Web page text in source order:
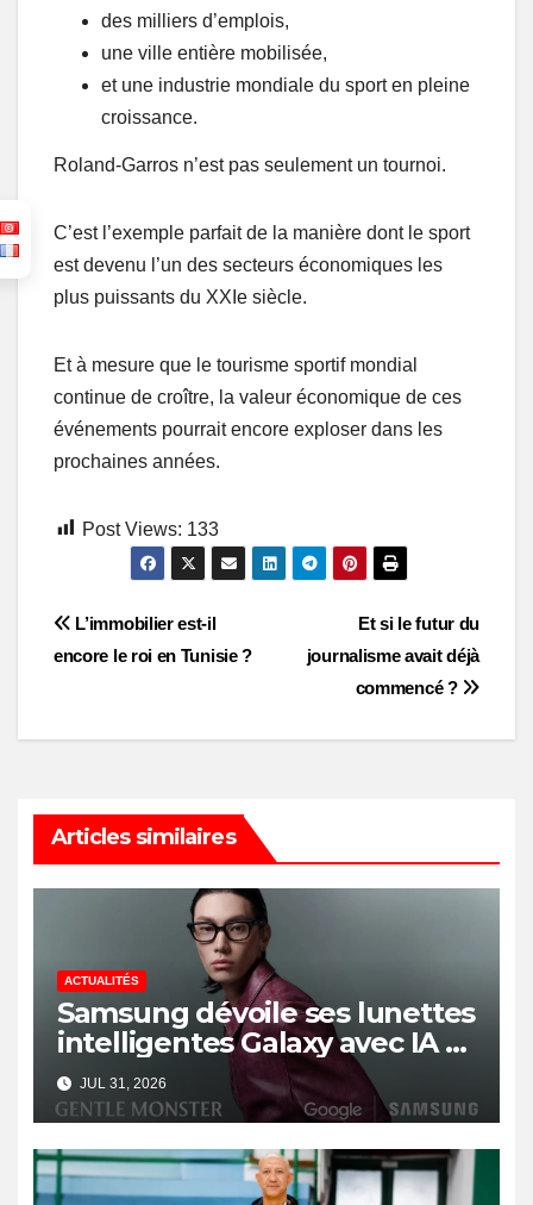
des milliers d’emplois,
une ville entière mobilisée,
et une industrie mondiale du sport en pleine
croissance.
Roland-Garros n’est pas seulement un tournoi.
C’est l’exemple parfait de la manière dont le sport
est devenu l’un des secteurs économiques les
plus puissants du XXIe siècle.
Et à mesure que le tourisme sportif mondial
continue de croître, la valeur économique de ces
événements pourrait encore exploser dans les
prochaines années.
Post Views: 133
Post
Et si le futur du
journalisme avait déjà
commencé ?
L’immobilier est-il
encore le roi en Tunisie ?
Articles similaires
ACTUALITÉS
Samsung dévoile ses lunettes
intelligentes Galaxy avec IA et
Gemini
JUL 31, 2026